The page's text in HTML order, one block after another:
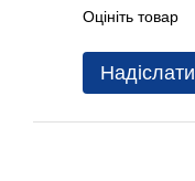
Оцініть товар
Надіслати